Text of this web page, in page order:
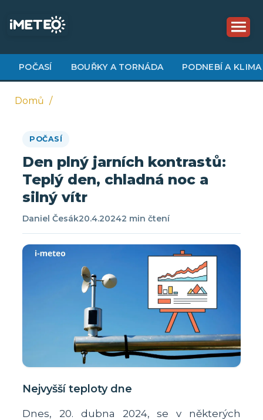
obsahu
POČASÍ BOUŘKY A TORNÁDA PODNEBÍ A KLIMA
navigace
Domů
POČASÍ
Den plný jarních kontrastů:
Teplý den, chladná noc a
silný vítr
Daniel Česák20.4.20242 min čtení
Nejvyšší teploty dne
Dnes, 20. dubna 2024, se v některých